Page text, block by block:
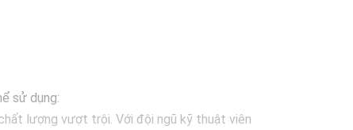
sử dụng:
lượng vượt trội. Với đội ngũ kỹ thuật viên